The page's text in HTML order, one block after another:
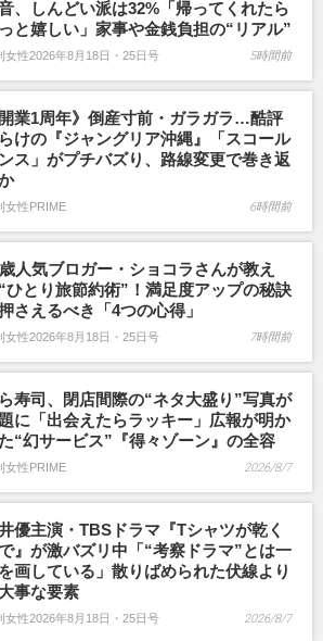
、しんどい派は32%「帰ってくれたら
と嬉しい」家事や金銭負担の“リアル”
女性2026年8月18日・25日号 5時間前
開業1周年》倒産寸前・ガラガラ…酷評
けの『ジャングリア沖縄』「スコール
ス」がプチバズり、路線変更で巻き返
女性PRIME 6時間前
人気ブロガー・ショコラさんが教え
ひとり旅節約術”！満足度アップの秘訣
さえるべき「4つの心得」
女性2026年8月18日・25日号 7時間前
寿司、閉店間際の“ネタ大盛り”写真が
に「出会えたらラッキー」広報が明か
“幻サービス”『得々ゾーン』の全容
女性PRIME 2026/8/7
優主演・TBSドラマ『Tシャツが乾く
』が激バズリ中「“考察ドラマ”とは一
画している」散りばめられた伏線より
事な要素
女性2026年8月18日・25日号 2026/8/7